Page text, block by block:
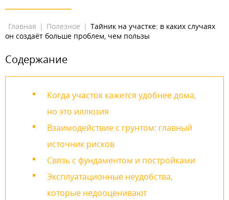
Главная | Полезное | Тайник на участке: в каких случаях
он создаёт больше проблем, чем пользы
Содержание
Когда участок кажется удобнее дома,
но это иллюзия
Взаимодействие с грунтом: главный
источник рисков
Связь с фундаментом и постройками
Эксплуатационные неудобства,
которые недооценивают